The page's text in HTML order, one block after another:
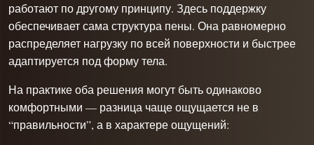
работают по другому принципу. Здесь поддержку
обеспечивает сама структура пены. Она равномерно
распределяет нагрузку по всей поверхности и быстрее
адаптируется под форму тела.
На практике оба решения могут быть одинаково
комфортными — разница чаще ощущается не в
“правильности”, а в характере ощущений: